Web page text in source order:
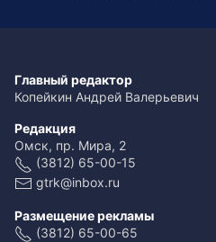
Главный редактор
Копейкин Андрей Валерьевич
Редакция
Омск, пр. Мира, 2
(3812) 65-00-15
gtrk@inbox.ru
Размещение рекламы
(3812) 65-00-65